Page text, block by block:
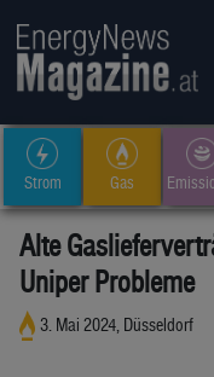
Strom Gas
Alte
Uniper Probleme
3. Mai 2024, Düsseldorf